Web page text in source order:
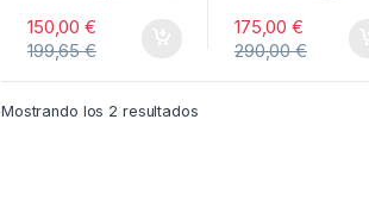
150,00€
199,65€
175,00€
290,00€
Mostrando los 2 resultados